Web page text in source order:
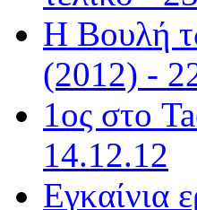
Η Βουλή
(2012) -
1ος στο
14.12.12
Εγκαίνια